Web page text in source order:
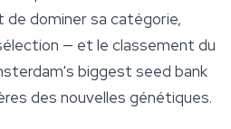
de dominer sa catégorie,
— et le classement du
biggest seed bank
des nouvelles génétiques.